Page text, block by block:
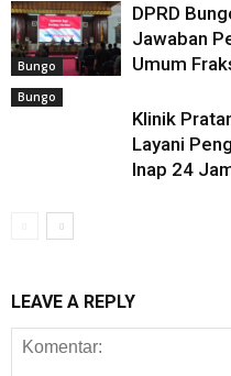
Bungo
DPRD
Jawaban
Umum
Bungo
Klinik
Layani
Inap 24
LEAVE A REPLY